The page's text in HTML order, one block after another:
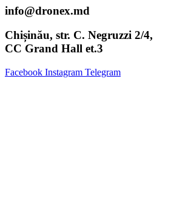
info@dronex.md
Chișinău, str. C. Negruzzi 2/4,
CC Grand Hall et.3
Facebook Instagram Telegram